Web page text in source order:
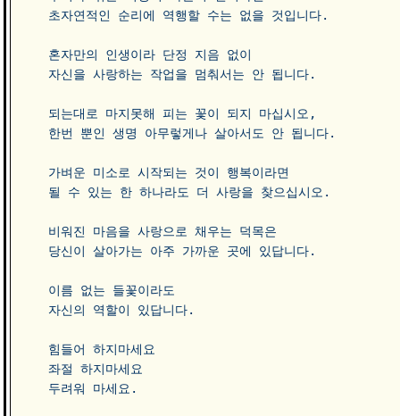
초자연적인 순리에 역행할 수는 없을 것입니다.
혼자만의 인생이라 단정 지음 없이
자신을 사랑하는 작업을 멈춰서는 안 됩니다.
되는대로 마지못해 피는 꽃이 되지 마십시오,
한번 뿐인 생명 아무렇게나 살아서도 안 됩니다.
가벼운 미소로 시작되는 것이 행복이라면
될 수 있는 한 하나라도 더 사랑을 찾으십시오.
비워진 마음을 사랑으로 채우는 덕목은
당신이 살아가는 아주 가까운 곳에 있답니다.
이름 없는 들꽃이라도
자신의 역할이 있답니다.
힘들어 하지마세요
좌절 하지마세요
두려워 마세요.